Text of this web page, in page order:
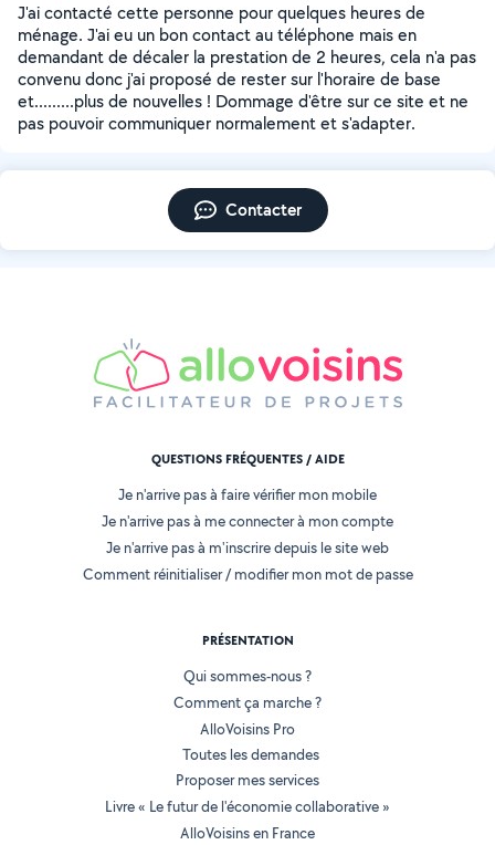
J'ai contacté cette personne pour quelques heures de
ménage. J'ai eu un bon contact au téléphone mais en
demandant de décaler la prestation de 2 heures, cela n'a pas
convenu donc j'ai proposé de rester sur l'horaire de base
et.........plus de nouvelles ! Dommage d'être sur ce site et ne
pas pouvoir communiquer normalement et s'adapter.
Contacter
QUESTIONS FRÉQUENTES / AIDE
Je n'arrive pas à faire vérifier mon mobile
Je n'arrive pas à me connecter à mon compte
Je n'arrive pas à m'inscrire depuis le site web
Comment réinitialiser / modifier mon mot de passe
PRÉSENTATION
Qui sommes-nous ?
Comment ça marche ?
AlloVoisins Pro
Toutes les demandes
Proposer mes services
Livre « Le futur de l'économie collaborative »
AlloVoisins en France